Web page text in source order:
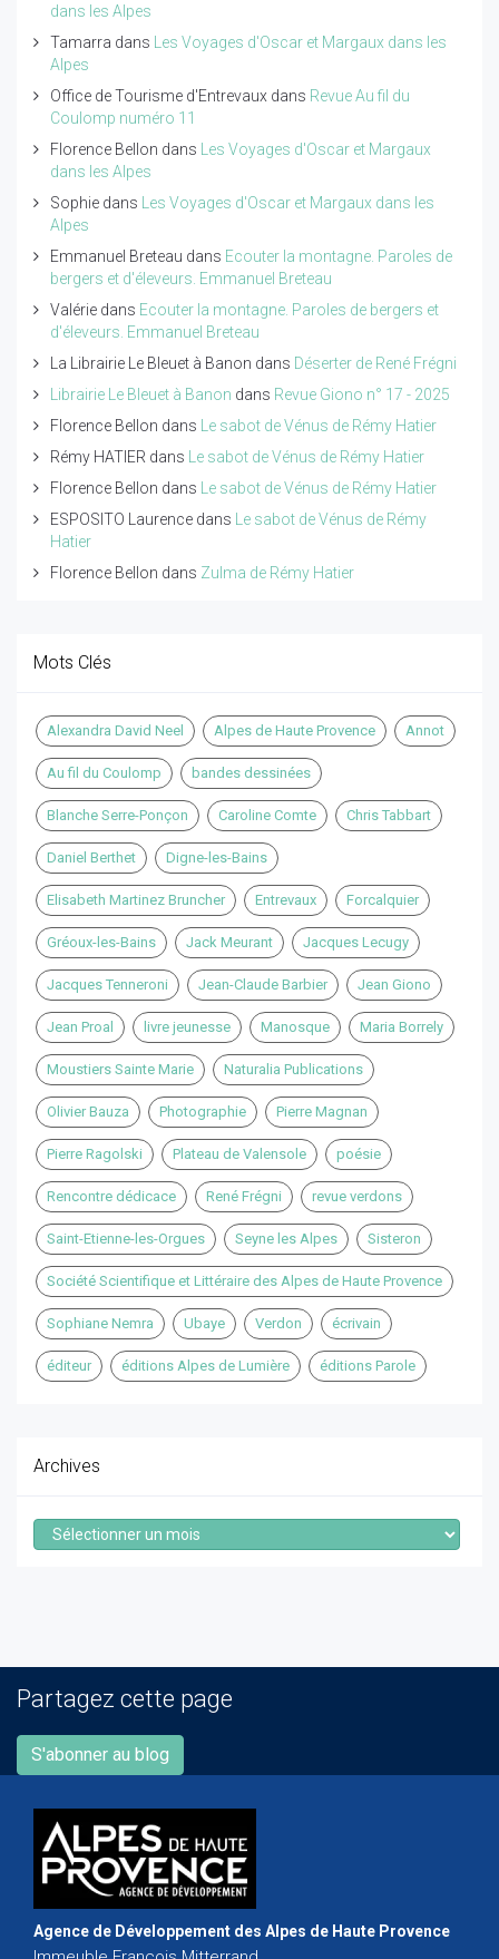
dans les Alpes
Tamarra dans
Les Voyages d'Oscar et Margaux dans les
Alpes
Office de Tourisme d'Entrevaux dans Revue Au fil du
Coulomp numéro 11
Florence Bellon dans
Les Voyages d'Oscar et Margaux
dans les Alpes
Sophie dans
Les Voyages d'Oscar et Margaux dans les
Alpes
Emmanuel Breteau dans Ecouter la montagne. Paroles de
bergers et d'éleveurs. Emmanuel Breteau
Valérie dans Ecouter la montagne. Paroles de bergers et
d'éleveurs. Emmanuel Breteau
La Librairie Le Bleuet à Banon dans Déserter de René Frégni
Librairie Le Bleuet à Banon dans Revue Giono n° 17 - 2025
Florence Bellon dans
Le sabot de Vénus de Rémy Hatier
Rémy HATIER dans
Le sabot de Vénus de Rémy Hatier
Florence Bellon dans
Le sabot de Vénus de Rémy Hatier
ESPOSITO Laurence dans
Le sabot de Vénus de Rémy
Hatier
Florence Bellon dans Zulma de Rémy Hatier
Mots Clés
Alexandra David Neel Alpes de Haute Provence Annot
Au fil du Coulomp bandes dessinées
Blanche Serre-Ponçon Caroline Comte Chris Tabbart
Daniel Berthet Digne-les-Bains
Elisabeth Martinez Bruncher Entrevaux Forcalquier
Gréoux-les-Bains Jack Meurant Jacques Lecugy
Jacques Tenneroni Jean-Claude Barbier Jean Giono
Jean Proal livre jeunesse Manosque Maria Borrely
Moustiers Sainte Marie Naturalia Publications
Olivier Bauza Photographie Pierre Magnan
Pierre Ragolski Plateau de Valensole poésie
Rencontre dédicace René Frégni revue verdons
Saint-Etienne-les-Orgues Seyne les Alpes Sisteron
Société Scientifique et Littéraire des Alpes de Haute Provence
Sophiane Nemra Ubaye Verdon écrivain
éditeur éditions Alpes de Lumière éditions Parole
Archives
Archives
Partagez cette page
S'abonner au blog
Agence de Développement des Alpes de Haute Provence